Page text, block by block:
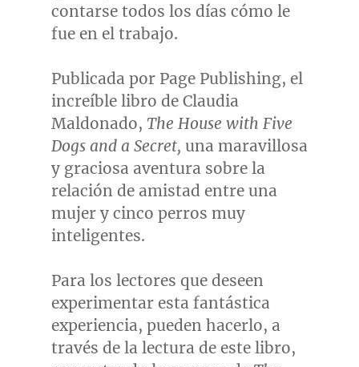
contarse todos los días cómo le
fue en el trabajo.
Publicada por Page Publishing, el
increíble libro de Claudia
Maldonado, The House with Five
Dogs and a Secret, una maravillosa
y graciosa aventura sobre la
relación de amistad entre una
mujer y cinco perros muy
inteligentes.
Para los lectores que deseen
experimentar esta fantástica
experiencia, pueden hacerlo, a
través de la lectura de este libro,